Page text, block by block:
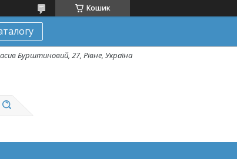
Кошик
Бурштиновий, 27, Рівне, Україна